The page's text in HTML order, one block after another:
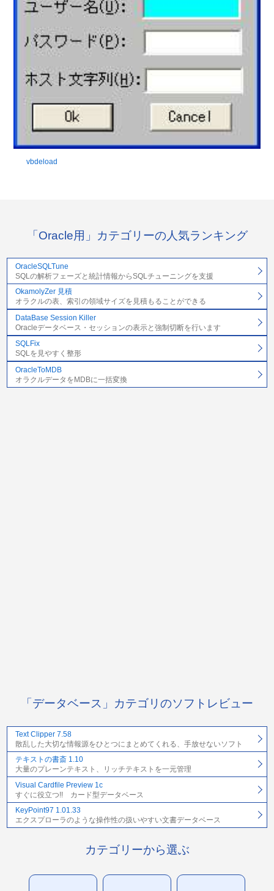
vbdeload
「Oracle用」カテゴリーの人気ランキング
OracleSQLTune
SQLの解析フェーズと統計情報からSQLチューニングを支援
OkamolyZer 見積
オラクルの表、索引の領域サイズを見積もることができる
DataBase Session Killer
Oracleデータベース・セッションの表示と強制切断を行います
SQLFix
SQLを見やすく整形
OracleToMDB
オラクルデータをMDBに一括変換
「データベース」カテゴリのソフトレビュー
Text Clipper 7.58
散乱した大切な情報源をひとつにまとめてくれる、手放せないソフト
テキストの書斎 1.10
大量のプレーンテキスト、リッチテキストを一元管理
Visual Cardfile Preview 1c
すぐに役立つ!! カード型データベース
KeyPoint97 1.01.33
エクスプローラのような操作性の扱いやすい文書データベース
カテゴリーから選ぶ